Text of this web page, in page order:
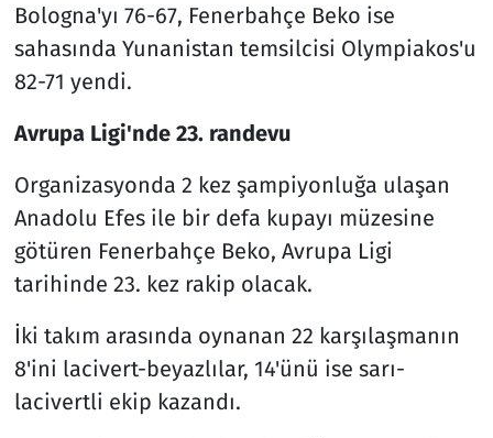
Bologna'yı 76-67, Fenerbahçe Beko ise
sahasında Yunanistan temsilcisi Olympiakos'u
82-71 yendi.
Avrupa Ligi'nde 23. randevu
Organizasyonda 2 kez şampiyonluğa ulaşan
Anadolu Efes ile bir defa kupayı müzesine
götüren Fenerbahçe Beko, Avrupa Ligi
tarihinde 23. kez rakip olacak.
İki takım arasında oynanan 22 karşılaşmanın
8'ini lacivert-beyazlılar, 14'ünü ise sarı-
lacivertli ekip kazandı.